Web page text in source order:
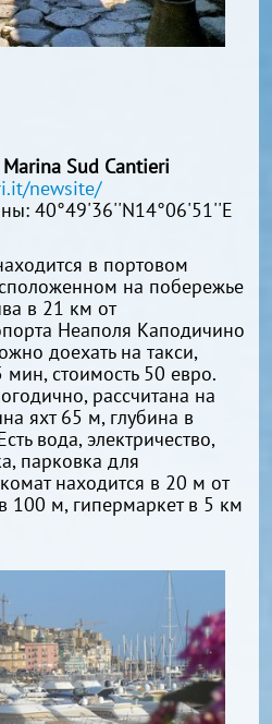
Sud Cantieri
newsite/
40°49'36''N14°06'51''E
в портовом
на побережье
в 21 км от
Неаполя Каподичино
доехать на такси,
стоимость 50 евро.
рассчитана на
яхт 65 м, глубина в
вода, электричество,
парковка для
находится в 20 м от
100 м, гипермаркет в 5 км